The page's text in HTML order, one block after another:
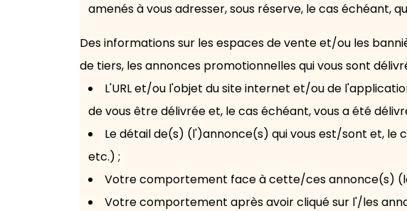
amenés à vous adresser, sous réserve, le cas échéant,
Des informations sur les espaces de vente et/ou les
de tiers, les annonces promotionnelles qui vous sont
L'URL et/ou l'objet du site internet et/ou de
de vous être délivrée et, le cas échéant, vous a été
Le détail de(s) (l')annonce(s) qui vous est/sont et,
etc.) ;
Votre comportement face à cette/ces annonce(s)
Votre comportement après avoir cliqué sur l'/les